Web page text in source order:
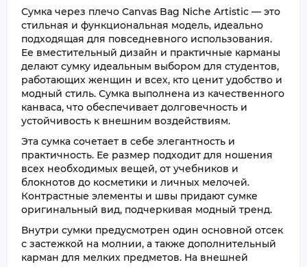
Сумка через плечо Canvas Bag Niche Artistic — это
стильная и функциональная модель, идеально
подходящая для повседневного использования.
Ее вместительный дизайн и практичные карманы
делают сумку идеальным выбором для студентов,
работающих женщин и всех, кто ценит удобство и
модный стиль. Сумка выполнена из качественного
канваса, что обеспечивает долговечность и
устойчивость к внешним воздействиям.
Эта сумка сочетает в себе элегантность и
практичность. Ее размер подходит для ношения
всех необходимых вещей, от учебников и
блокнотов до косметики и личных мелочей.
Контрастные элементы и швы придают сумке
оригинальный вид, подчеркивая модный тренд.
Внутри сумки предусмотрен один основной отсек
с застежкой на молнии, а также дополнительный
карман для мелких предметов. На внешней